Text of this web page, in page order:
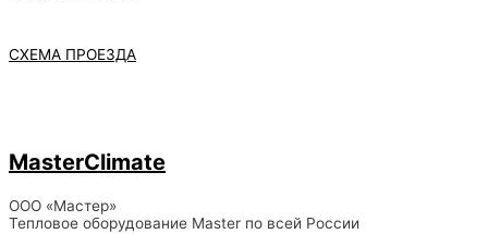
СХЕМА ПРОЕЗДА
MasterClimate
ООО «Мастер»
Тепловое оборудование Master по всей России